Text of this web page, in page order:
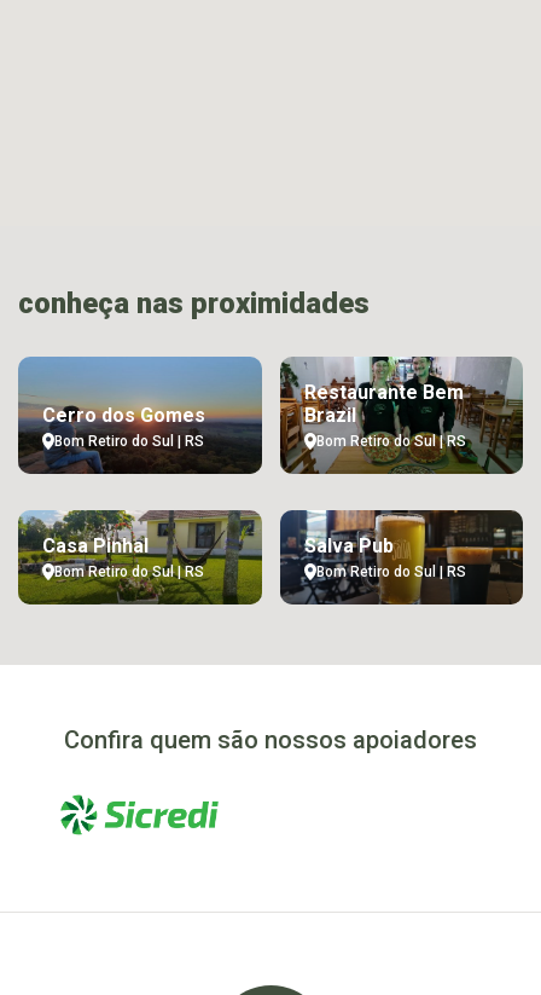
conheça nas proximidades
Cerro dos Gomes
Bom Retiro do Sul | RS
Restaurante Bem
Brazil
Bom Retiro do Sul | RS
Casa Pinhal
Bom Retiro do Sul | RS
Salva Pub
Bom Retiro do Sul | RS
Confira quem são nossos apoiadores